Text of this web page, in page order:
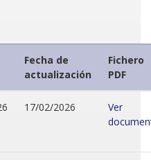
Fecha de
actualización
Fichero
PDF
17/02/2026
Ver